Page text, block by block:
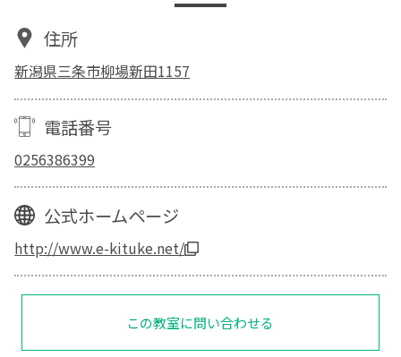
住所
新潟県三条市柳場新田1157
電話番号
0256386399
公式ホームページ
http://www.e-kituke.net/
この教室に問い合わせる